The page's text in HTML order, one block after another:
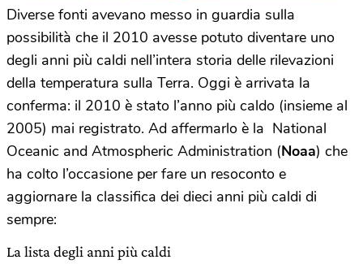
Diverse fonti avevano messo in guardia sulla
possibilità che il 2010 avesse potuto diventare uno
degli anni più caldi nell’intera storia delle rilevazioni
della temperatura sulla Terra. Oggi è arrivata la
conferma: il 2010 è stato l’anno più caldo (insieme al
2005) mai registrato. Ad affermarlo è la National
Oceanic and Atmospheric Administration (Noaa) che
ha colto l’occasione per fare un resoconto e
aggiornare la classifica dei dieci anni più caldi di
sempre:
La lista degli anni più caldi